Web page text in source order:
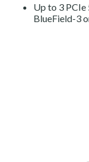
Up to 3
BlueField-3